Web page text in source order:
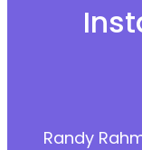
Randy